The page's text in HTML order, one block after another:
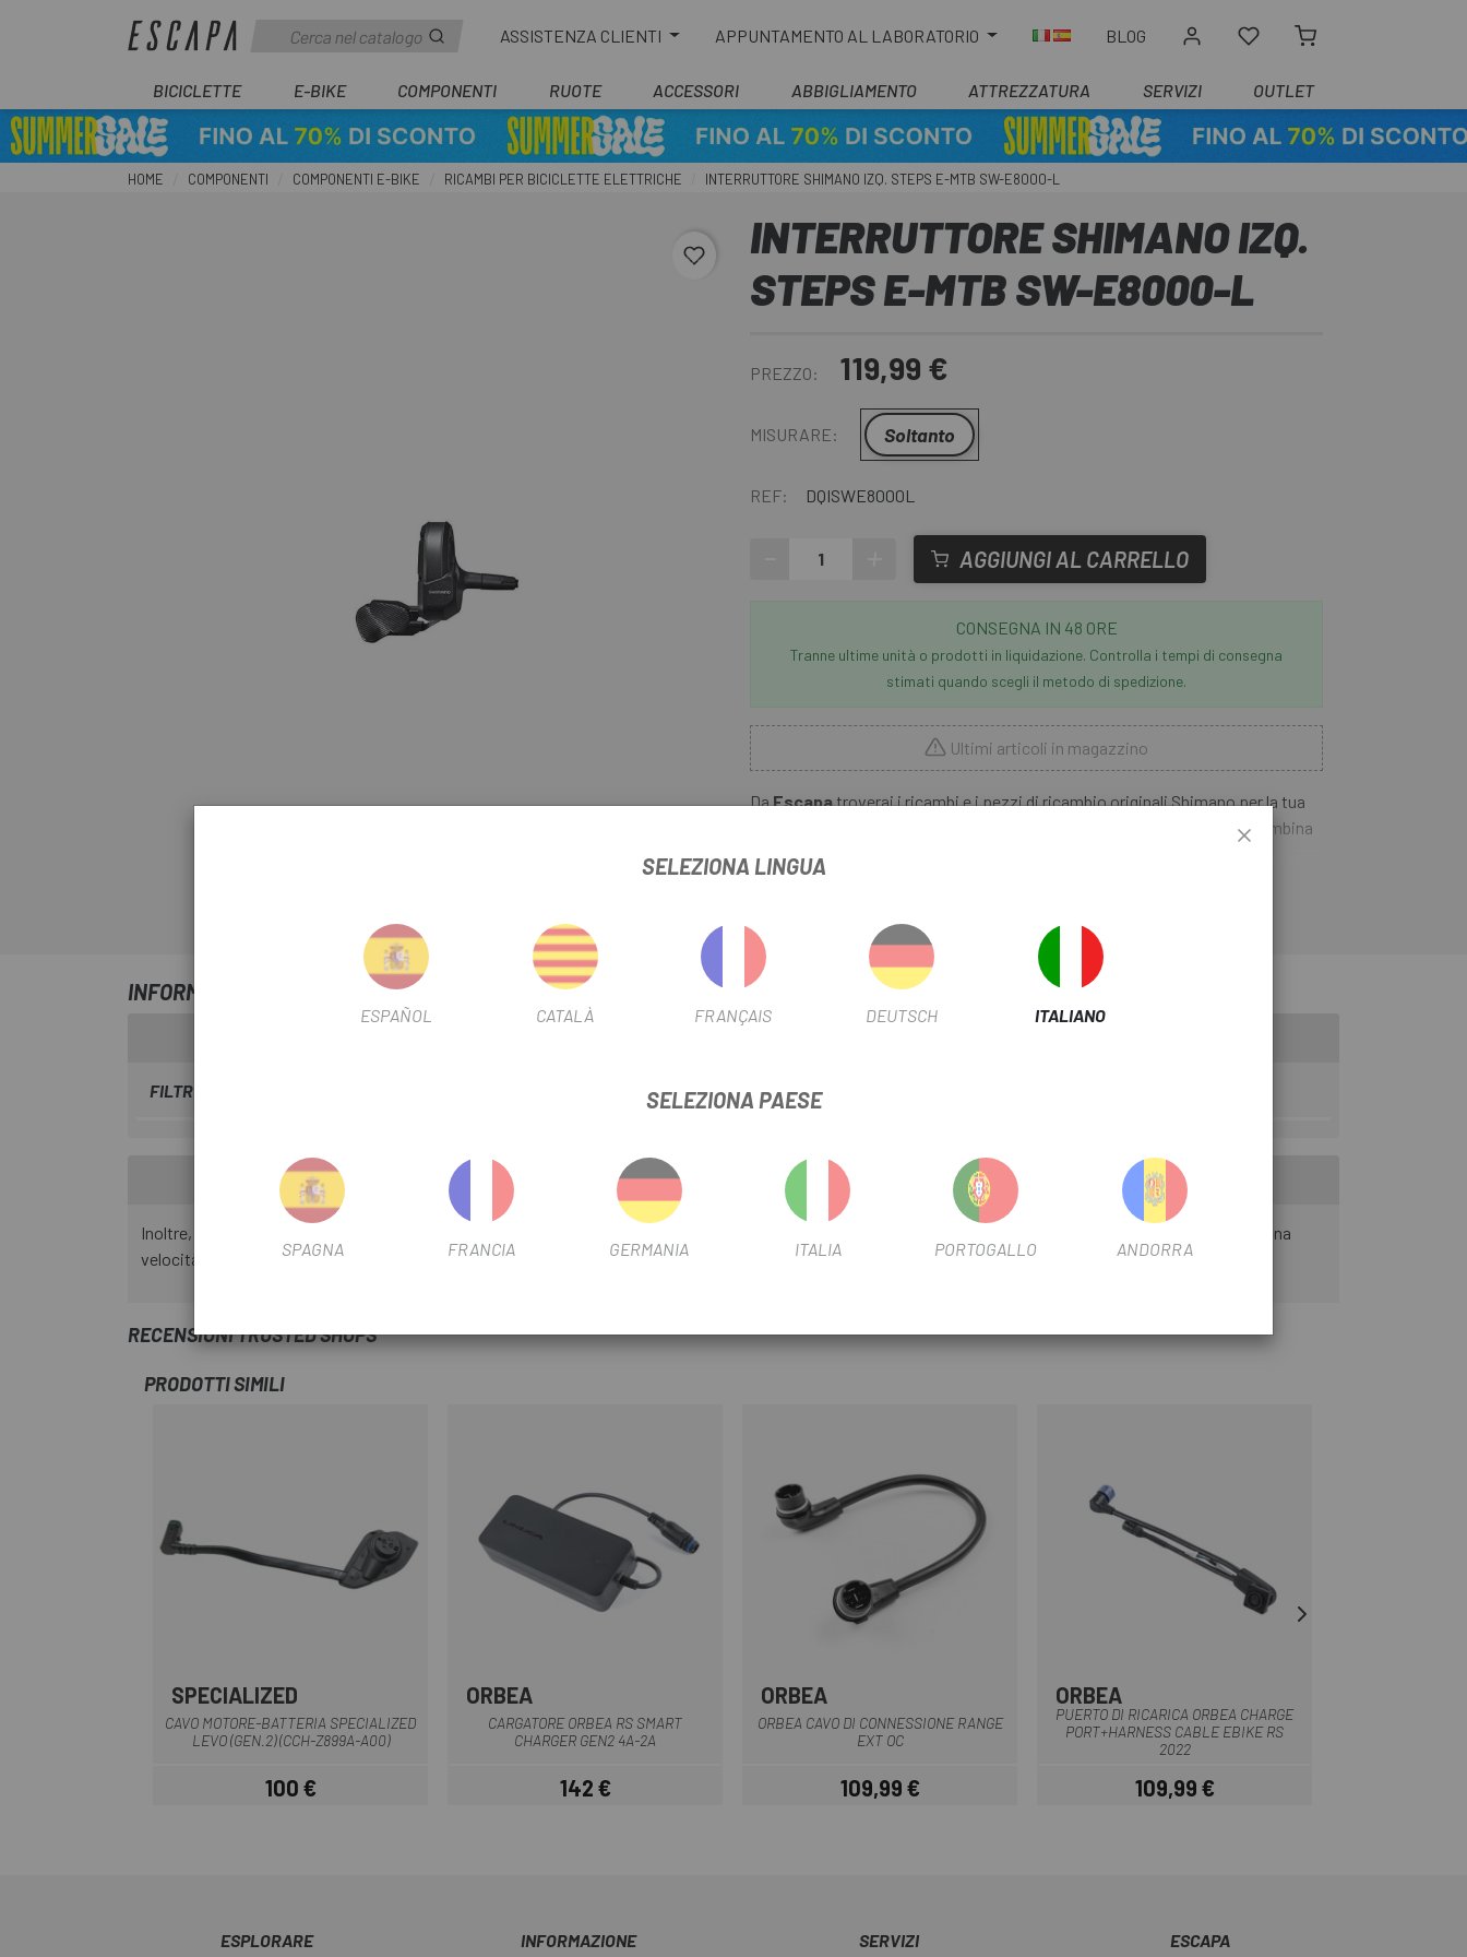
ASSISTENZA CLIENTI APPUNTAMENTO AL LABORATORIO BLOG
BICICLETTE E-BIKE COMPONENTI RUOTE ACCESSORI ABBIGLIAMENTO ATTREZZATURA SERVIZI OUTLET
HOME COMPONENTI COMPONENTI E-BIKE RICAMBI PER BICICLETTE ELETTRICHE INTERRUTTORE SHIMANO IZQ. STEPS E-MTB SW-E8000-L
favorite_border
INTERRUTTORE SHIMANO IZQ.
STEPS E-MTB SW-E8000-L
PREZZO: 119,99 €
MISURARE: Soltanto
REF: DQISWE8000L
AGGIUNGI AL CARRELLO
CONSEGNA IN 48 ORE
Tranne ultime unità o prodotti in liquidazione. Controlla i tempi di consegna
stimati quando scegli il metodo di spedizione.
Ultimi articoli in magazzino
DaEscapatroverai i ricambi e i pezzi di ricambio originali Shimano per la tua
Interruttore Shimano Sin. STEPS E-MTB SW-E8000-Lcombina
comfort, precisione e semplicità. Il controllo intuitivo, con i 3 livelli di
supporto, si fissa sul lato sinistro del manubrio, in una posizione ergonomica
motore è intuitivo come il cambio di marcia sulla manovella. Ciò significa che
nel cambio di marcia non è più necessario passare alla corona più piccola,
come nel caso precedente, ma si aumenta la potenza di supporto.
INFORMAZIONI SU INTERRUTTORE SHIMANO IZQ. STEPS E-MTB SW-E8000-L
FILTRO STAGIONALE USA FILTRO
INFORMAZIONI SUL PRODOTTO
Inoltre, oltre ai 3 livelli di supporto, è possibile attivare la modalità Power Walk. Basta premere la leva "Firebolt" e la E-Bike salirà su scalini ripidi o scale, con una
velocità massima di 6 km/h.
RECENSIONI TRUSTED SHOPS
PRODOTTI SIMILI
Nero
SPECIALIZED
CAVO MOTORE-BATTERIA SPECIALIZED
LEVO (GEN.2) (CCH-Z899A-A00)
Prezzo
100 €
ORBEA
CARGATORE ORBEA RS SMART
CHARGER GEN2 4A-2A
Prezzo
142 €
ORBEA
ORBEA CAVO DI CONNESSIONE RANGE
EXT OC
Prezzo
109,99 €
ORBEA
PUERTO DI RICARICA ORBEA CHARGE
PORT+HARNESS CABLE EBIKE RS
2022
Prezzo
109,99 €
ESPLORARE INFORMAZIONE SERVIZI ESCAPA
SELEZIONA LINGUA
ESPAÑOL CATALÀ FRANÇAIS DEUTSCH ITALIANO
SELEZIONA PAESE
SPAGNA FRANCIA GERMANIA ITALIA PORTOGALLO ANDORRA